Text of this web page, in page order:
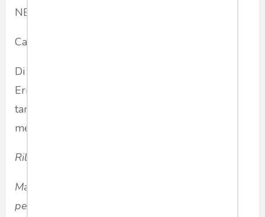
NB:
Catatan Redaksi
Di media sosial beredar curhat Atalia, ibunda
Eril, disertai foto keluarga yang mendapat
tanggapan netizen karena dianggap sangat
menyentuh perasaan.
Ril… mamah pulang dulu ke Indonesia, ya..
Mamah titipkan kamu dalam penjagaan dan
perlindungan terbaik dari pemilikmu yang